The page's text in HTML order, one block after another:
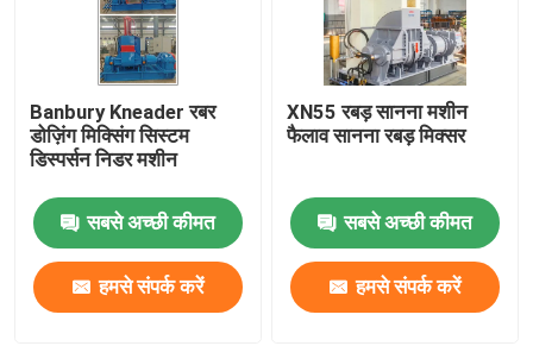
Banbury Kneader रबर
डोज़िंग मिक्सिंग सिस्टम
डिस्पर्सन निडर मशीन
सबसे अच्छी कीमत
हमसे संपर्क करें
XN55 रबड़ सानना मशीन
फैलाव सानना रबड़ मिक्सर
सबसे अच्छी कीमत
हमसे संपर्क करें